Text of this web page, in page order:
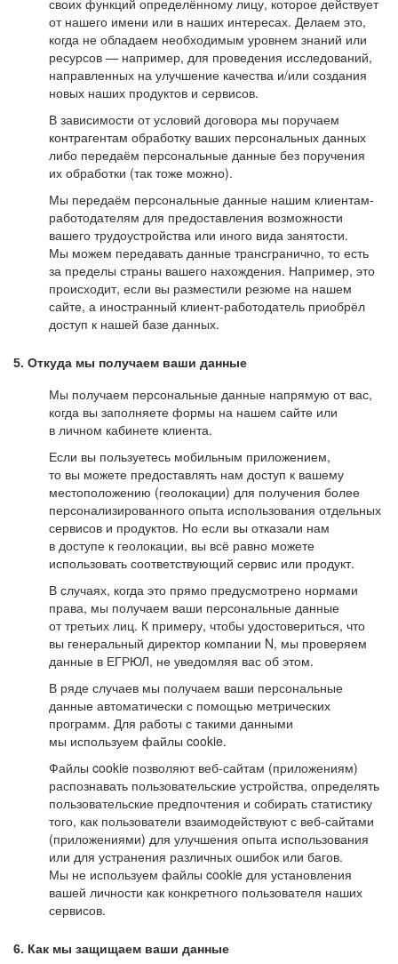
своих функций определённому лицу, которое действует
от нашего имени или в наших интересах. Делаем это,
когда не обладаем необходимым уровнем знаний или
ресурсов — например, для проведения исследований,
направленных на улучшение качества и/или создания
новых наших продуктов и сервисов.
В зависимости от условий договора мы поручаем
контрагентам обработку ваших персональных данных
либо передаём персональные данные без поручения
их обработки (так тоже можно).
Мы передаём персональные данные нашим клиентам-
работодателям для предоставления возможности
вашего трудоустройства или иного вида занятости.
Мы можем передавать данные трансгранично, то есть
за пределы страны вашего нахождения. Например, это
происходит, если вы разместили резюме на нашем
сайте, а иностранный клиент-работодатель приобрёл
доступ к нашей базе данных.
5. Откуда мы получаем ваши данные
Мы получаем персональные данные напрямую от вас,
когда вы заполняете формы на нашем сайте или
в личном кабинете клиента.
Если вы пользуетесь мобильным приложением,
то вы можете предоставлять нам доступ к вашему
местоположению (геолокации) для получения более
персонализированного опыта использования отдельных
сервисов и продуктов. Но если вы отказали нам
в доступе к геолокации, вы всё равно можете
использовать соответствующий сервис или продукт.
В случаях, когда это прямо предусмотрено нормами
права, мы получаем ваши персональные данные
от третьих лиц. К примеру, чтобы удостовериться, что
вы генеральный директор компании N, мы проверяем
данные в ЕГРЮЛ, не уведомляя вас об этом.
В ряде случаев мы получаем ваши персональные
данные автоматически с помощью метрических
программ. Для работы с такими данными
мы используем файлы cookie.
Файлы cookie позволяют веб-сайтам (приложениям)
распознавать пользовательские устройства, определять
пользовательские предпочтения и собирать статистику
того, как пользователи взаимодействуют с веб-сайтами
(приложениями) для улучшения опыта использования
или для устранения различных ошибок или багов.
Мы не используем файлы cookie для установления
вашей личности как конкретного пользователя наших
сервисов.
6. Как мы защищаем ваши данные